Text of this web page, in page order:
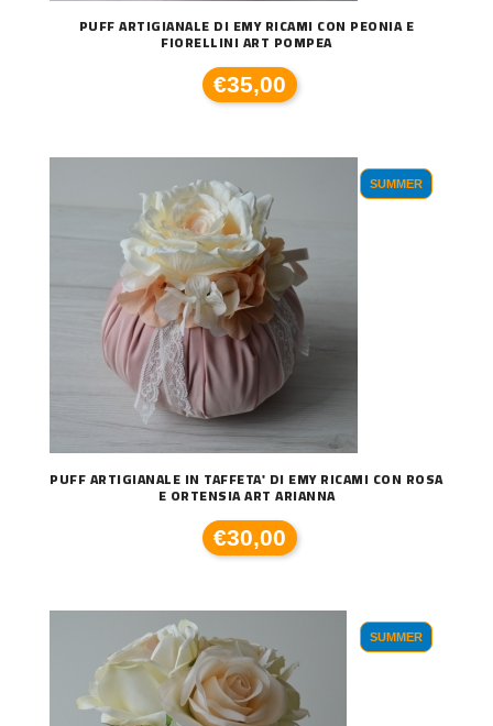
PUFF ARTIGIANALE DI EMY RICAMI CON PEONIA E
FIORELLINI ART POMPEA
€35,00
SUMMER
PUFF ARTIGIANALE IN TAFFETA' DI EMY RICAMI CON ROSA
E ORTENSIA ART ARIANNA
€30,00
SUMMER